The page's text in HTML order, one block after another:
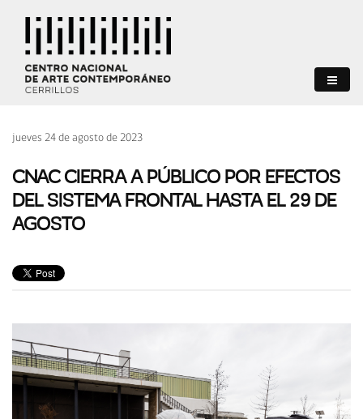
jueves 24 de agosto de 2023
CNAC CIERRA A PÚBLICO POR EFECTOS
DEL SISTEMA FRONTAL HASTA EL 29 DE
AGOSTO